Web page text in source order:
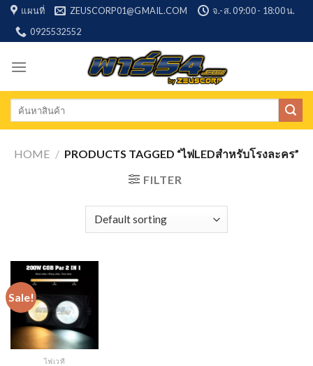
Skip
content
แผนที่ ZEUSCORP01@GMAIL.COM
จ.-ส. 09:00 - 18:00 น.
0925532552
Search
HOME / PRODUCTS TAGGED “ไฟLEDสำหรับโรงละคร”
FILTER
Sale!
ไฟเวที